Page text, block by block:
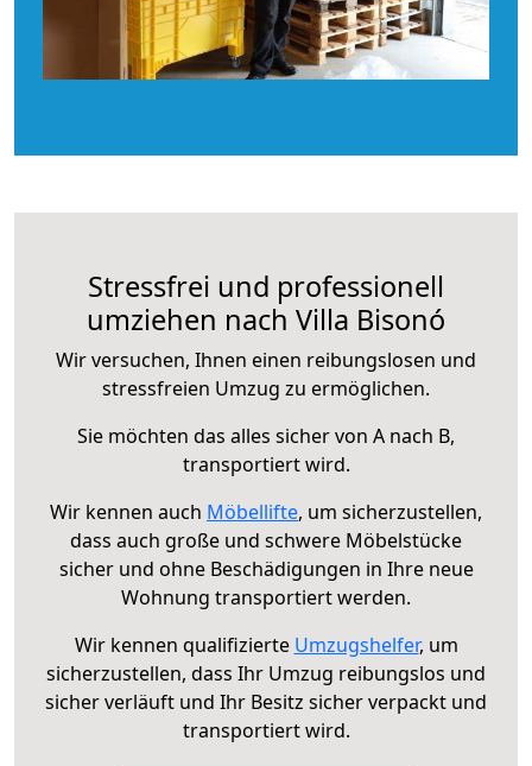
Stressfrei und professionell
umziehen nach Villa Bisonó
Wir versuchen, Ihnen einen reibungslosen und
stressfreien Umzug zu ermöglichen.
Sie möchten das alles sicher von A nach B,
transportiert wird.
Wir kennen auch Möbellifte, um sicherzustellen,
dass auch große und schwere Möbelstücke
sicher und ohne Beschädigungen in Ihre neue
Wohnung transportiert werden.
Wir kennen qualifizierte Umzugshelfer, um
sicherzustellen, dass Ihr Umzug reibungslos und
sicher verläuft und Ihr Besitz sicher verpackt und
transportiert wird.